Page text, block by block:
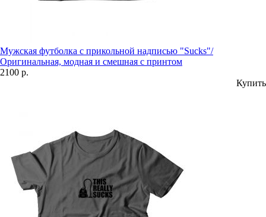
Мужская футболка с прикольной надписью "Sucks"/
Оригинальная, модная и смешная с принтом
2100 р.
Купить